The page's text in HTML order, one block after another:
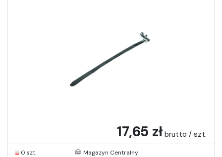
17,65 zł brutto / szt.
0 szt.
Magazyn Centralny